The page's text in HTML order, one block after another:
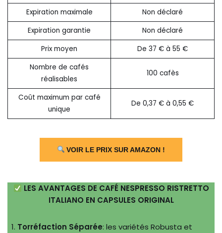
Expiration maximale
Non déclaré
Expiration garantie
Non déclaré
Prix moyen
De 37 € à 55 €
Nombre de cafés
réalisables
100 cafès
Coût maximum par café
unique
De 0,37 € à 0,55 €
VOIR LE PRIX SUR AMAZON !
LES AVANTAGES DE CAFÉ NESPRESSO RISTRETTO
ITALIANO EN CAPSULES ORIGINAL
Torréfaction Séparée: les variétés Robusta et